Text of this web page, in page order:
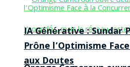
IA Générative : Sundar
Prône l’Optimisme
aux Doutes